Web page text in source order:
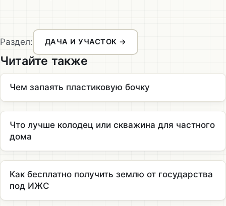
Раздел: ДАЧА И УЧАСТОК →
Читайте также
Чем запаять пластиковую бочку
Что лучше колодец или скважина для частного
дома
Как бесплатно получить землю от государства
под ИЖС